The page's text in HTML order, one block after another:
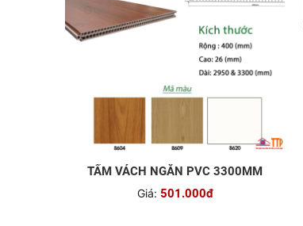
TẤM VÁCH NGĂN PVC 3300MM
Giá: 501.000đ